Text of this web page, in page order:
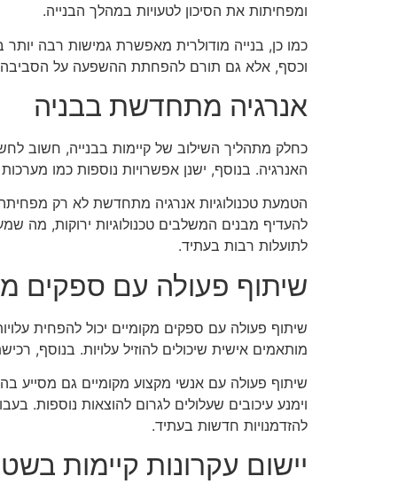
ומפחיתות את הסיכון לטעויות במהלך הבנייה.
כמו כן, בנייה מודולרית מאפשרת גמישות רבה
וכסף, אלא גם תורם להפחתת ההשפעה על הסביבה,
אנרגיה מתחדשת בבניה
כחלק מתהליך השילוב של קיימות בבנייה, חשוב
האנרגיה. בנוסף, ישנן אפשרויות נוספות כמו
הטמעת טכנולוגיות אנרגיה מתחדשת לא רק
להעדיף מבנים המשלבים טכנולוגיות ירוקות,
לתועלות רבות בעתיד.
שיתוף פעולה עם ספקים
שיתוף פעולה עם ספקים מקומיים יכול להפחית
מותאמים אישית שיכולים להוזיל עלויות. בנוסף,
שיתוף פעולה עם אנשי מקצוע מקומיים גם מסייע
וימנע עיכובים שעלולים לגרום להוצאות נוספות.
להזדמנויות חדשות בעתיד.
יישום עקרונות קיימות